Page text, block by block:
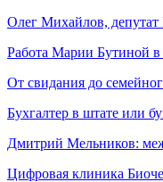
Олег Михайлов, депутат
Работа Марии Бутиной
От свидания до
Бухгалтер в штате или
Дмитрий Мельников:
Цифровая клиника